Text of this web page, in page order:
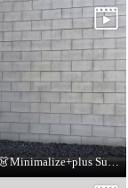
👗Minimalize+plus Summer Collection👗